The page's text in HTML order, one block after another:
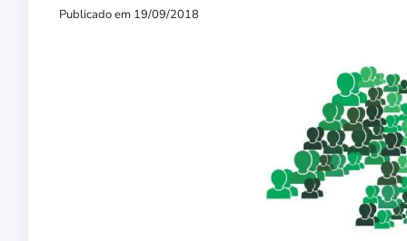
Publicado em 19/09/2018